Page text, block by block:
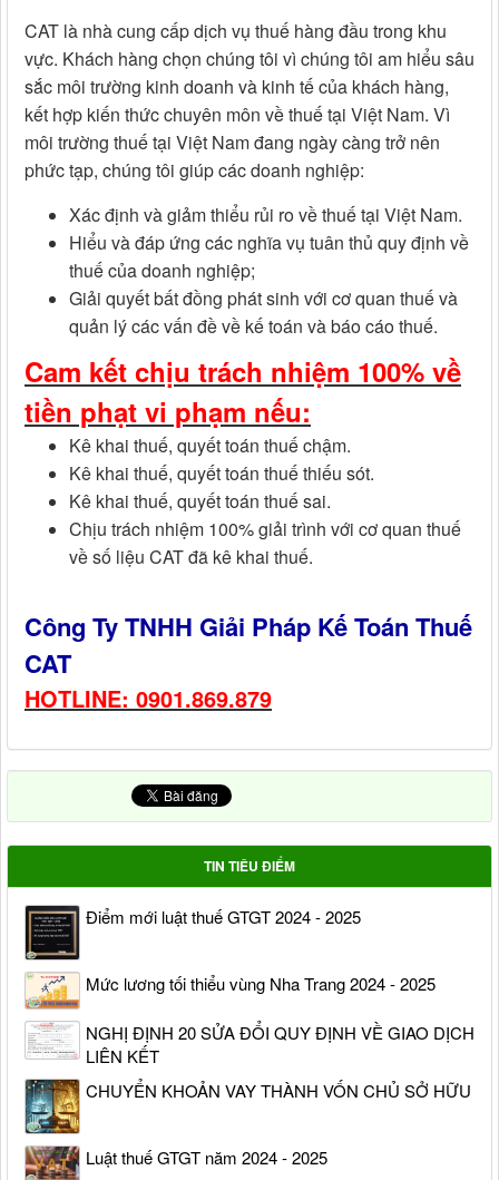
CAT là nhà cung cấp dịch vụ thuế hàng đầu trong khu
vực. Khách hàng chọn chúng tôi vì chúng tôi am hiểu sâu
sắc môi trường kinh doanh và kinh tế của khách hàng,
kết hợp kiến thức chuyên môn về thuế tại Việt Nam. Vì
môi trường thuế tại Việt Nam đang ngày càng trở nên
phức tạp, chúng tôi giúp các doanh nghiệp:
Xác định và giảm thiểu rủi ro về thuế tại Việt Nam.
Hiểu và đáp ứng các nghĩa vụ tuân thủ quy định về
thuế của doanh nghiệp;
Giải quyết bất đồng phát sinh với cơ quan thuế và
quản lý các vấn đề về kế toán và báo cáo thuế.
Cam kết chịu trách nhiệm 100% về
tiền phạt vi phạm nếu:
Kê khai thuế, quyết toán thuế chậm.
Kê khai thuế, quyết toán thuế thiếu sót.
Kê khai thuế, quyết toán thuế sai.
Chịu trách nhiệm 100% giải trình với cơ quan thuế
về số liệu CAT đã kê khai thuế.
Công Ty TNHH Giải Pháp Kế Toán Thuế
CAT
HOTLINE: 0901.869.879
TIN TIÊU ĐIỂM
Điểm mới luật thuế GTGT 2024 - 2025
Mức lương tối thiểu vùng Nha Trang 2024 - 2025
NGHỊ ĐỊNH 20 SỬA ĐỔI QUY ĐỊNH VỀ GIAO DỊCH
LIÊN KẾT
CHUYỂN KHOẢN VAY THÀNH VỐN CHỦ SỞ HỮU
Luật thuế GTGT năm 2024 - 2025